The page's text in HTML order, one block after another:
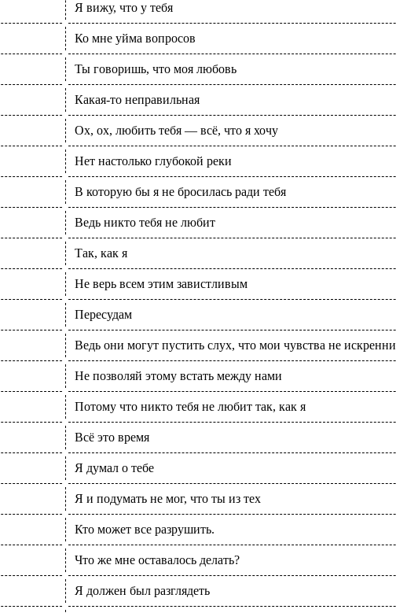
Я вижу, что у тебя
Ко мне уйма вопросов
Ты говоришь, что моя любовь
Какая-то неправильная
Ох, ох, любить тебя — всё, что я хочу
Нет настолько глубокой реки
В которую бы я не бросилась ради тебя
Ведь никто тебя не любит
Так, как я
Не верь всем этим завистливым
Пересудам
Ведь они могут пустить слух, что мои чувства не искренни
Не позволяй этому встать между нами
Потому что никто тебя не любит так, как я
Всё это время
Я думал о тебе
Я и подумать не мог, что ты из тех
Кто может все разрушить.
Что же мне оставалось делать?
Я должен был разглядеть